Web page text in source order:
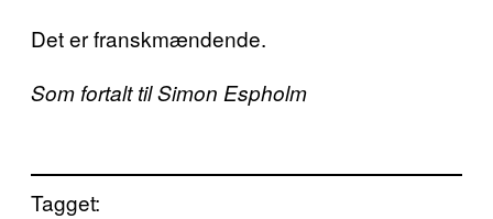
Det er franskmændende.
Som fortalt til Simon Espholm
Tagget: